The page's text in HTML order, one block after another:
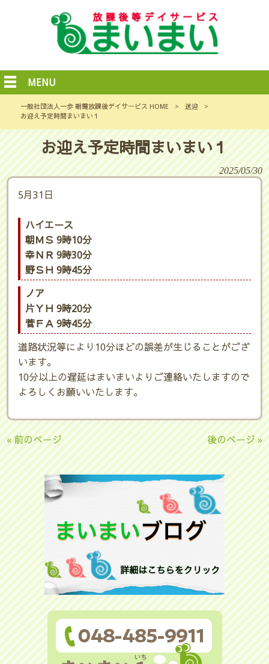
MENU
一般社団法人一歩 朝霞放課後デイサービス HOME > 送迎
>
お迎え予定時間まいまい１
お迎え予定時間まいまい１
2025/05/30
5月31日
ハイエース
朝ＭＳ 9時10分
幸ＮＲ 9時30分
野ＳＨ 9時45分
ノア
片ＹＨ 9時20分
菅ＦＡ 9時45分
道路状況等により10分ほどの誤差が生じることがござ
います。
10分以上の遅延はまいまいよりご連絡いたしますので
よろしくお願いいたします。
« 前のページ 後のページ »